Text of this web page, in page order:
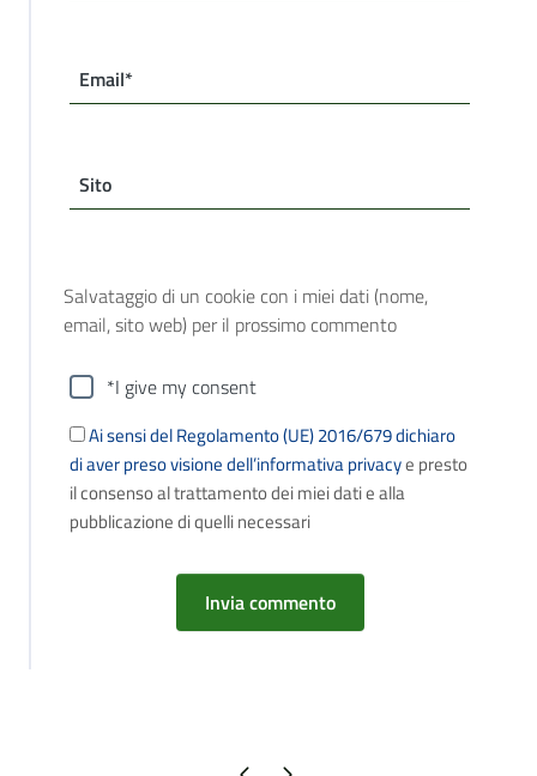
Email*
Sito
Salvataggio di un cookie con i miei dati (nome,
email, sito web) per il prossimo commento
*I give my consent
Ai sensi del Regolamento (UE) 2016/679 dichiaro
di aver preso visione dell’informativa privacye presto
il consenso al trattamento dei miei dati e alla
pubblicazione di quelli necessari